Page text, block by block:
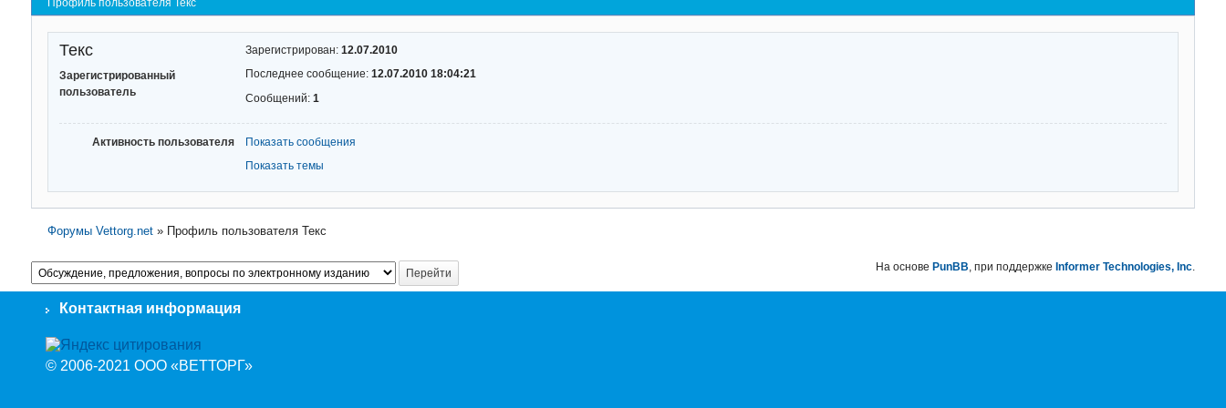
Текс
Зарегистрированный
пользователь
Зарегистрирован: 12.07.2010
Последнее сообщение: 12.07.2010 18:04:21
Сообщений: 1
Активность пользователя
Показать сообщения
Показать темы
Форумы Vettorg.net » Профиль пользователя Текс
На основеPunBB, при поддержкеInformer Technologies, Inc.
Контактная информация
© 2006-2021 ООО «ВЕТТОРГ»